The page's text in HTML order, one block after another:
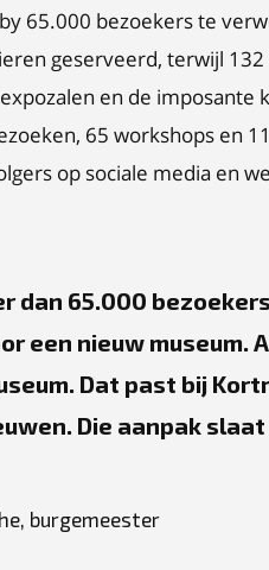
65.000 bezoekers te
geserveerd, terwijl
en de imposante
65 workshops en
op sociale media en
dan 65.000
een nieuw museum.
Dat past bij
Die aanpak
burgemeester